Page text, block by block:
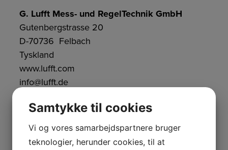
G. Lufft Mess- und RegelTechnik GmbH
Gutenbergstrasse 20
D-70736 Felbach
Tyskland
www.lufft.com
info@lufft.de
Samtykke til cookies
Vi og vores samarbejdspartnere bruger
teknologier, herunder cookies, til at